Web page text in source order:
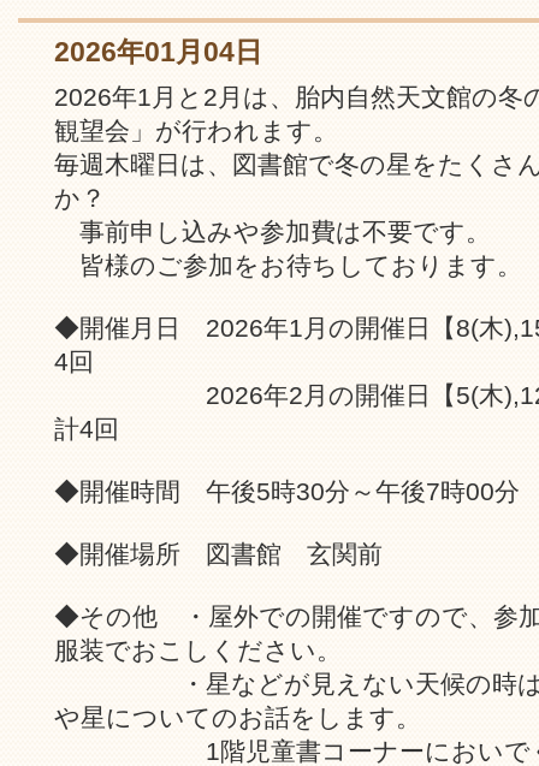
2026年01月04日
2026年1月と2月は、胎内自然天文館の冬
観望会」が行われます。
毎週木曜日は、図書館で冬の星をたくさ
か？
事前申し込みや参加費は不要です。
皆様のご参加をお待ちしております。
◆開催月日 2026年1月の開催日【8(木
4回
2026年2月の開催日【5(木),12日
計4回
◆開催時間 午後5時30分～午後7時00分
◆開催場所 図書館 玄関前
◆その他 ・屋外での開催ですので、参
服装でおこしください。
・星などが見えない天候の時は
や星についてのお話をします。
1階児童書コーナーにおいでく